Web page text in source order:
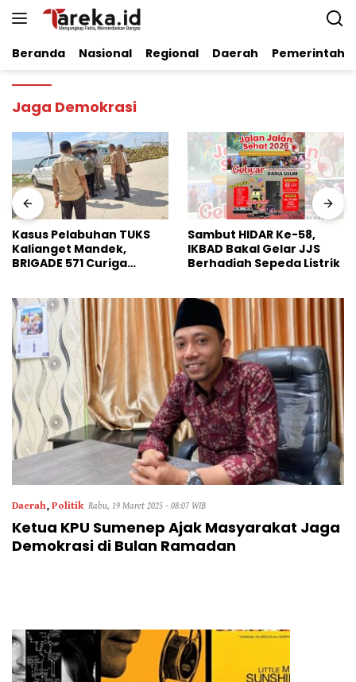
Beranda Nasional Regional Daerah
Jaga Demokrasi
Sambut HIDAR Ke-58,
IKBAD Bakal Gelar JJS
Berhadiah Sepeda Listrik
Dinilai Perkuat Stabilitas
Pangan Nasional, Badko
HMI Jatim Apresiasi
Daerah, Politik Rabu, 19 Maret 2025 - 08:07 WIB
Ketua KPU Sumenep Ajak Masyarakat Jaga
Demokrasi di Bulan Ramadan